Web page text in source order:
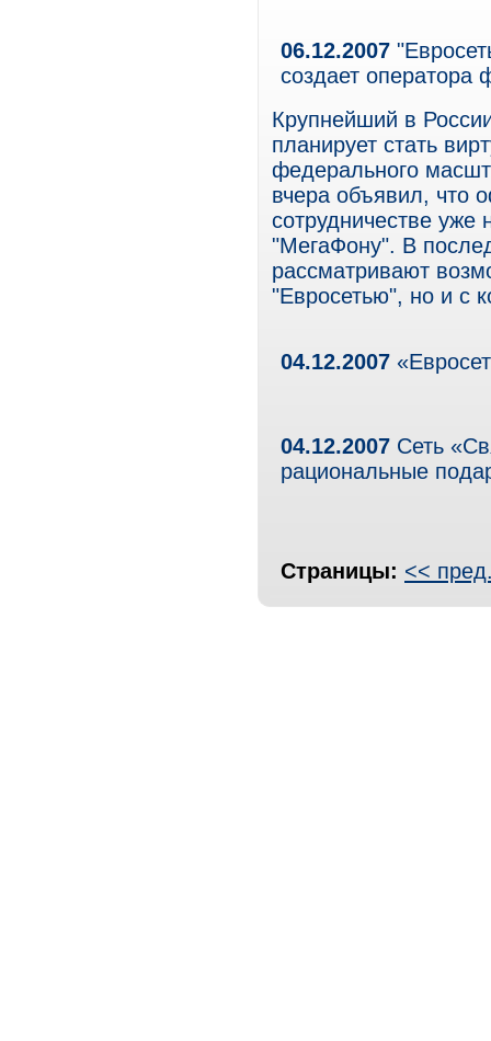
06.12.2007
создает оператора
Крупнейший в
планирует стать
федерального
вчера объявил, что
сотрудничестве
"МегаФону". В
рассматривают
"Евросетью", но и с
04.12.2007
04.12.2007 Сеть
рациональные
Страницы: <<